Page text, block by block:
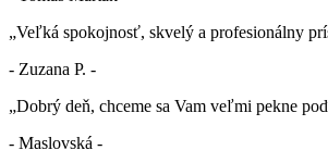
„Veľká spokojnosť, skvelý a profesionálny
- Zuzana P. -
„Dobrý deň, chceme sa Vam veľmi pekne
- Maslovská -